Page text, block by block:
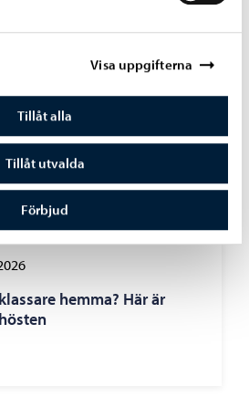
Visa uppgifterna
Tillåt alla
Tillåt utvalda
Förbjud
hemma? Här är